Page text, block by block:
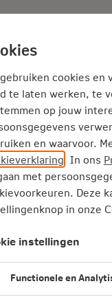
Adviseur Nieuws
Service en Contact
cookies en
te laten werken, te
op jouw
en waarvoor.
. In ons
met
Deze
in onze
instellingen
Functionele en